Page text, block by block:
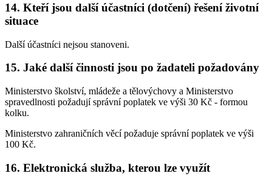
14. Kteří jsou další účastníci (dotčení) řešení životní
situace
Další účastníci nejsou stanoveni.
15. Jaké další činnosti jsou po žadateli požadovány
Ministerstvo školství, mládeže a tělovýchovy a Ministerstvo
spravedlnosti požadují správní poplatek ve výši 30 Kč - formou
kolku.
Ministerstvo zahraničních věcí požaduje správní poplatek ve výši
100 Kč.
16. Elektronická služba, kterou lze využít